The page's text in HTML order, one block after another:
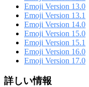
Emoji Version 13.0
Emoji Version 13.1
Emoji Version 14.0
Emoji Version 15.0
Emoji Version 15.1
Emoji Version 16.0
Emoji Version 17.0
詳しい情報